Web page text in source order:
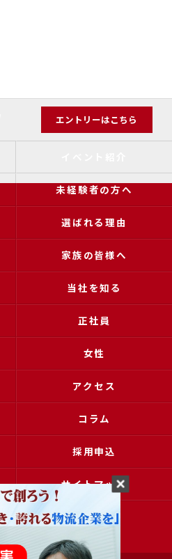
エントリーはこちら
未経験者の方へ
選ばれる理由
家族の皆様へ
当社を知る
正社員
女性
アクセス
コラム
採用申込
サイトマップ